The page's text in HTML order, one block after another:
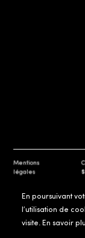
Mentions
légales
En poursuivant
l’utilisation de
visite. En savoir